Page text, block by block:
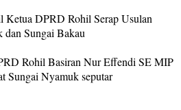
Ketua DPRD Rohil Serap Usulan
dan Sungai Bakau
Rohil Basiran Nur Effendi SE MIP
Sungai Nyamuk seputar